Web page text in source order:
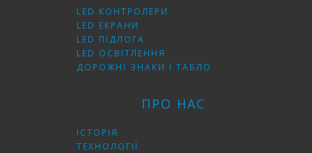
LED КОНТРОЛЕРИ
LED ЕКРАНИ
LED ПІДЛОГА
LED ОСВІТЛЕННЯ
ДОРОЖНІ ЗНАКИ І ТАБЛО
ПРО НАС
ІСТОРІЯ
ТЕХНОЛОГІЇ